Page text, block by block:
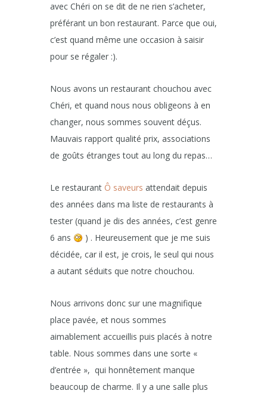
avec Chéri on se dit de ne rien s’acheter,
préférant un bon restaurant. Parce que oui,
c’est quand même une occasion à saisir
pour se régaler :).
Nous avons un restaurant chouchou avec
Chéri, et quand nous nous obligeons à en
changer, nous sommes souvent déçus.
Mauvais rapport qualité prix, associations
de goûts étranges tout au long du repas…
Le restaurant Ô saveurs attendait depuis
des années dans ma liste de restaurants à
tester (quand je dis des années, c’est genre
6 ans
) . Heureusement que je me suis
décidée, car il est, je crois, le seul qui nous
a autant séduits que notre chouchou.
Nous arrivons donc sur une magnifique
place pavée, et nous sommes
aimablement accueillis puis placés à notre
table. Nous sommes dans une sorte «
d’entrée », qui honnêtement manque
beaucoup de charme. Il y a une salle plus